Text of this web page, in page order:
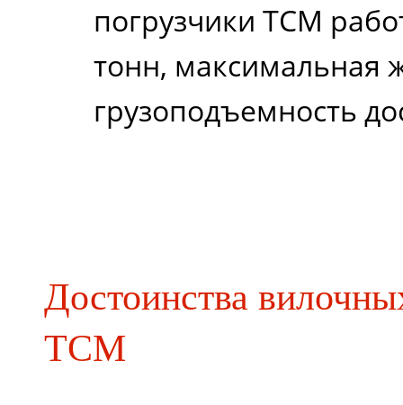
погрузчики ТСМ
тонн, максимальная
грузоподъемность
Достоинства
TCM